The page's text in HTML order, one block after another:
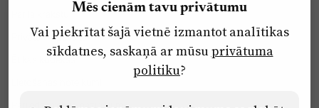
Privātuma politika
Ētikas kodekss
Pārredzamības paziņojumi
Mēs cienām tavu privātumu
Vai piekrītat šajā vietnē izmantot analītikas
sīkdatnes, saskaņā ar mūsuprivātuma
politiku?